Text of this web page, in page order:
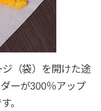
ジ（袋）を開けた途
ーが300％アップ
。